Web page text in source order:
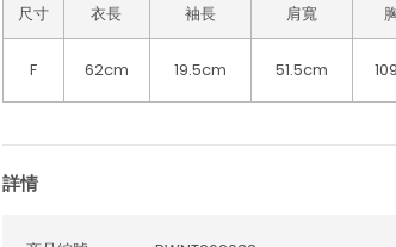
尺寸 衣長 袖長 肩寬
F 62cm 19.5cm 51.5cm
詳情